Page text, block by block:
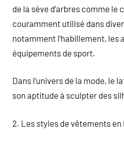
de la sève d’arbres comme le
couramment utilisé dans
notamment l’habillement, les
équipements de sport.
Dans l’univers de la mode, le
son aptitude à sculpter des
2. Les styles de vêtements en